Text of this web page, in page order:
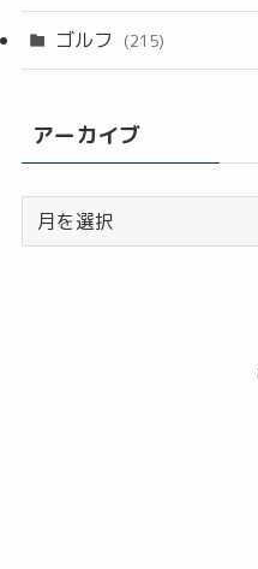
ゴルフ (215)
アーカイブ
ー